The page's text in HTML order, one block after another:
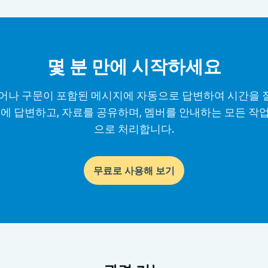
몇 분 만에 시작하세요
나 구문이 포함된 메시지에 자동으로 답변하여 시간을
에 답변하고, 자료를 공유하며, 멤버를 안내하는 모든 작
으로 처리합니다.
무료로 사용해 보기